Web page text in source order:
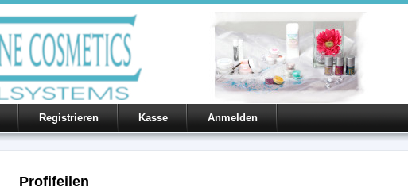
Registrieren Kasse Anmelden
Profifeilen